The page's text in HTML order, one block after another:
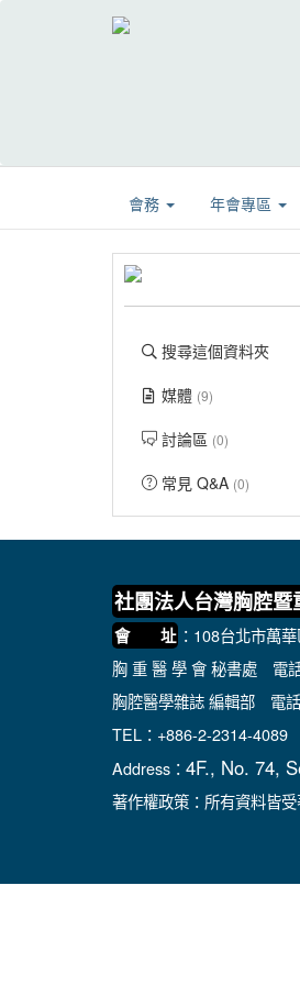
會務 年會專區
搜尋這個資料夾
媒體 (9)
討論區 (0)
常見 Q&A (0)
社團法人台灣胸腔
會 址 ：108台北市萬
胸 重 醫 學 會 秘書處 電
胸腔醫學雜誌 編輯部 電
TEL：+886-2-2314-4089
Address： 4F., No. 74,
著作權政策：所有資料皆